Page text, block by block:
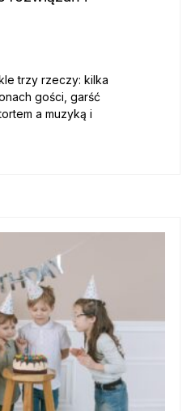
trzy rzeczy: kilka
gości, garść
a muzyką i